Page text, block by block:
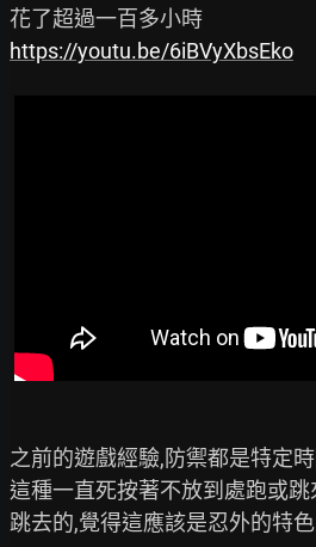
https://youtu.be/6iBVyXbsEko
之前的遊戲經驗,防禦都是特定
這種一直死按著不放到處跑或跳
跳去的,覺得這應該是忍外的特